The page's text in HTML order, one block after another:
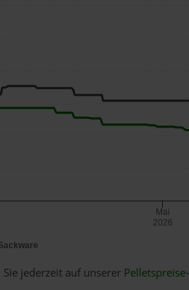
Mai
2026
jederzeit auf unserer Pelletspreise